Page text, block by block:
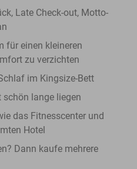
Late Check-out, Motto-
für einen kleineren
zu verzichten
im Kingsize-Bett
schön lange liegen
das Fitnesscenter und
Hotel
Dann kaufe mehrere